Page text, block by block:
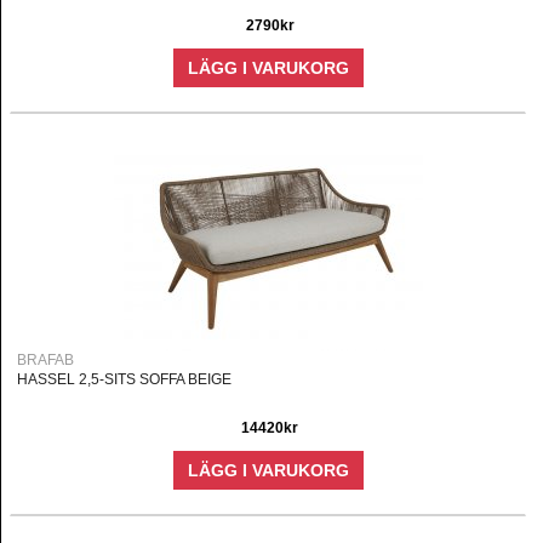
2790kr
LÄGG I VARUKORG
BRAFAB
HASSEL 2,5-SITS SOFFA BEIGE
14420kr
LÄGG I VARUKORG